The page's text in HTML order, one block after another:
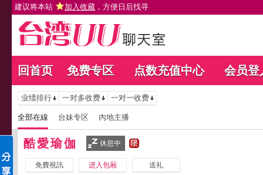
建议将本站 加入收藏 ，方便日后找寻
回首页 免费专区 点数充值中心 会员登
业绩排行 一对多收费 一对一收费
全部在線 台妹专区 內地主播
酷愛瑜伽 休息中
免費視訊 进入包厢 送礼